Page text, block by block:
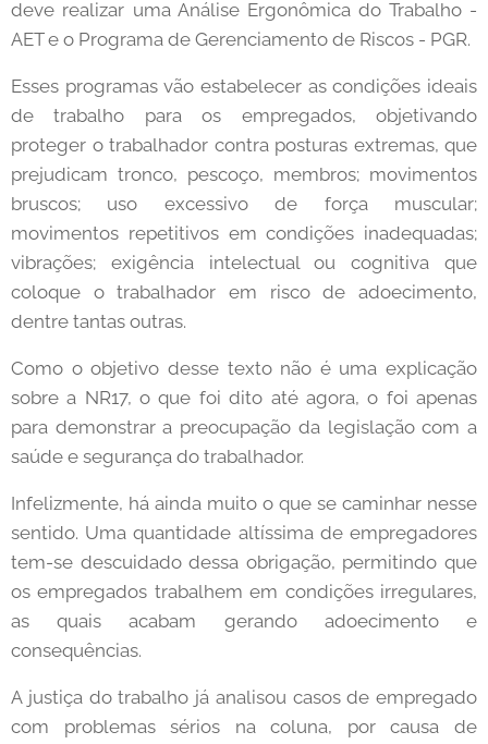
deve realizar uma Análise Ergonômica do Trabalho -
AET e o Programa de Gerenciamento de Riscos - PGR.
Esses programas vão estabelecer as condições ideais
de trabalho para os empregados, objetivando
proteger o trabalhador contra posturas extremas, que
prejudicam tronco, pescoço, membros; movimentos
bruscos; uso excessivo de força muscular;
movimentos repetitivos em condições inadequadas;
vibrações; exigência intelectual ou cognitiva que
coloque o trabalhador em risco de adoecimento,
dentre tantas outras.
Como o objetivo desse texto não é uma explicação
sobre a NR17, o que foi dito até agora, o foi apenas
para demonstrar a preocupação da legislação com a
saúde e segurança do trabalhador.
Infelizmente, há ainda muito o que se caminhar nesse
sentido. Uma quantidade altíssima de empregadores
tem-se descuidado dessa obrigação, permitindo que
os empregados trabalhem em condições irregulares,
as quais acabam gerando adoecimento e
consequências.
A justiça do trabalho já analisou casos de empregado
com problemas sérios na coluna, por causa de